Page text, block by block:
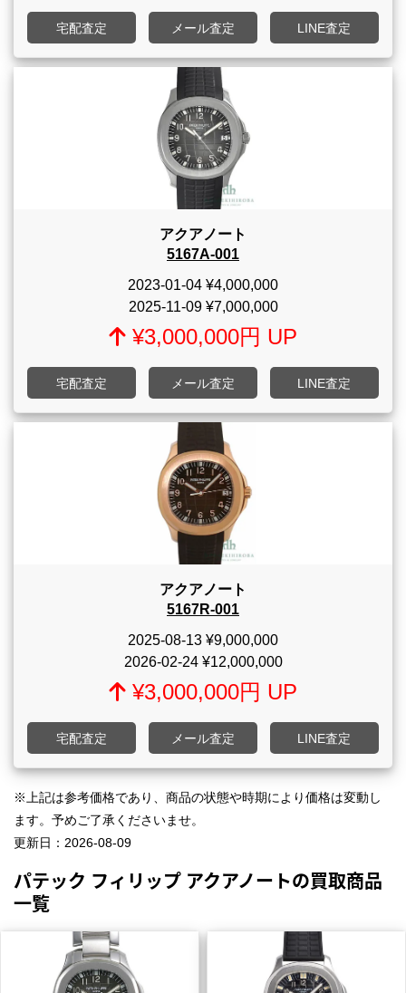
宅配査定 メール査定 LINE査定
アクアノート
5167A-001
2023-01-04 ¥4,000,000
2025-11-09¥7,000,000
¥3,000,000円 UP
宅配査定 メール査定 LINE査定
アクアノート
5167R-001
2025-08-13 ¥9,000,000
2026-02-24¥12,000,000
¥3,000,000円 UP
宅配査定 メール査定 LINE査定
※上記は参考価格であり、商品の状態や時期により価格は変動し
ます。予めご了承くださいませ。
更新日： 2026-08-09
パテック フィリップ アクアノートの買取商品
一覧